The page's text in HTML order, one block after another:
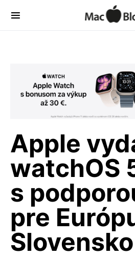
Apple
watchOS
s
pre